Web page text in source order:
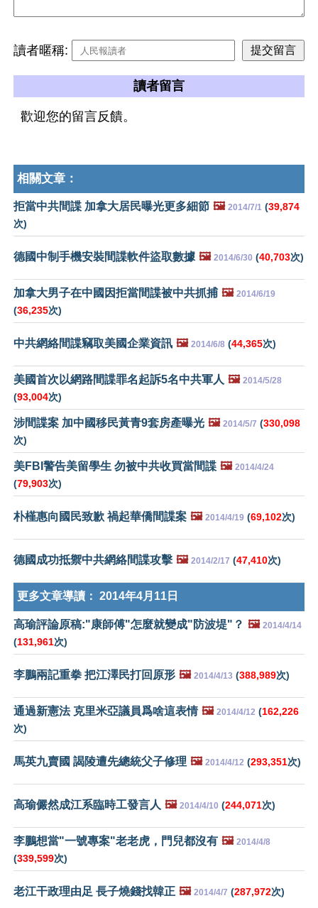
讀者暱稱:
讀者留言
歡迎您的留言反饋。
相關文章：
拒當中共間諜 加拿大居民曝光更多細節 🖼️ 2014/7/1 (39,874
次)
德國中制手機安裝間諜軟件盜取數據 🖼️ 2014/6/30 (40,703次)
加拿大男子在中國因拒當間諜被中共抓捕 🖼️ 2014/6/19
(36,235次)
中共網絡間諜竊取美國企業資訊 🖼️ 2014/6/8 (44,365次)
美國首次以網路間諜罪名起訴5名中共軍人 🖼️ 2014/5/28
(93,004次)
涉間諜案 加中國移民黃青9套房產曝光 🖼️ 2014/5/7 (330,098
次)
美FBI警告美留學生 勿被中共收買當間諜 🖼️ 2014/4/24
(79,903次)
朴槿惠向國民致歉 禍起華僑間諜案 🖼️ 2014/4/19 (69,102次)
德國成功抵禦中共網絡間諜攻擊 🖼️ 2014/2/17 (47,410次)
更多文章導讀： 2014年4月11日
高瑜評論原稿:"康師傅"怎麼就變成"防波堤"？ 🖼️ 2014/4/14
(131,961次)
李鵬兩記重拳 把江澤民打回原形 🖼️ 2014/4/13 (388,989次)
通過新憲法 克里米亞議員爲啥這表情 🖼️ 2014/4/12 (162,226
次)
馬英九賣國 謁陵遭先總統父子修理 🖼️ 2014/4/12 (293,351次)
高瑜儼然成江系臨時工發言人 🖼️ 2014/4/10 (244,071次)
李鵬想當"一號專案"老老虎，門兒都沒有 🖼️ 2014/4/8
(339,599次)
老江干政理由足 長子燒錢找韓正 🖼️ 2014/4/7 (287,972次)